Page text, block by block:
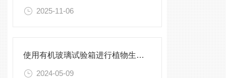
2025-11-06
使用有机玻璃试验箱进行植物生长实验的方法与技巧
2024-05-09